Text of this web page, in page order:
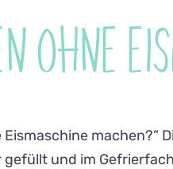
OHNE
Eismaschine
und im